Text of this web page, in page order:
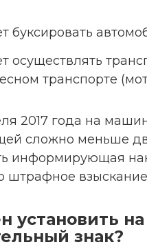
буксировать
осуществлять
транспорте
2017 года на
сложно меньше
информирующая
штрафное
установить
знак?